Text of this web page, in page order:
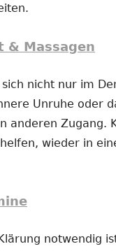
& Massagen
nicht nur im
Unruhe oder
anderen Zugang.
wieder in
notwendig